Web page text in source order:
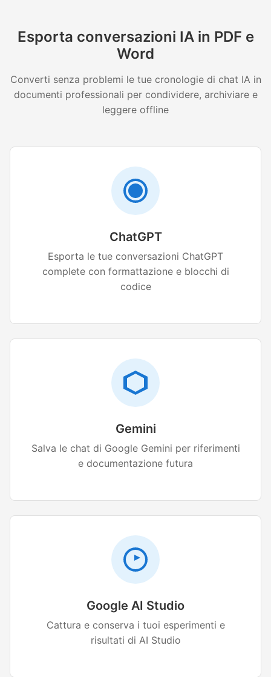
Esporta conversazioni IA in PDF e
Word
Converti senza problemi le tue cronologie di chat IA in
documenti professionali per condividere, archiviare e
leggere offline
ChatGPT
Esporta le tue conversazioni ChatGPT
complete con formattazione e blocchi di
codice
Gemini
Salva le chat di Google Gemini per riferimenti
e documentazione futura
Google AI Studio
Cattura e conserva i tuoi esperimenti e
risultati di AI Studio